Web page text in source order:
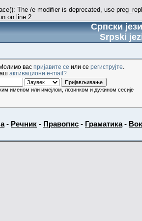
The /e modifier is deprecated, use
on line 2
Српски
Srpski
Молимо вас пријавите се или се региструјте
активациони e-mail?
именом или имејлом, лозинком и дужином сесије
- Речник - Правопис - Граматика-